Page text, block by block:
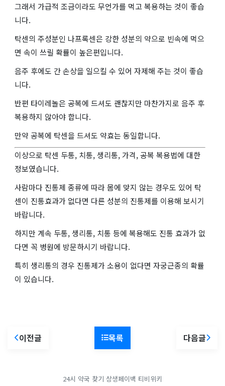
그래서 가급적 조금이라도 무언가를 먹고 복용하는 것이 좋습
니다.
탁센의 주성분인 나프록센은 강한 성분의 약으로 빈속에 먹으
면 속이 쓰릴 확률이 높은편입니다.
음주 후에도 간 손상을 일으킬 수 있어 자제해 주는 것이 좋습
니다.
반편 타이레놀은 공복에 드셔도 괜찮지만 마찬가지로 음주 후
복용하지 않아야 합니다.
만약 공복에 탁센을 드셔도 약효는 동일합니다.
이상으로 탁센 두통, 치통, 생리통, 가격, 공복 복용법에 대한
정보였습니다.
사람마다 진통제 종류에 따라 몸에 맞지 않는 경우도 있어 탁
센이 진통효과가 없다면 다른 성분의 진통제를 이용해 보시기
바랍니다.
하지만 계속 두통, 생리통, 치통 등에 복용해도 진통 효과가 없
다면 꼭 병원에 방문하시기 바랍니다.
특히 생리통의 경우 진통제가 소용이 없다면 자궁근종의 확률
이 있습니다.
이전글 목록 다음글
24시 약국 찾기 상생페이백 티비위키